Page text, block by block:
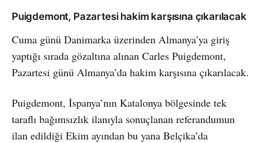
Puigdemont, Pazartesi hakim karşısına çıkarılacak
Cuma günü Danimarka üzerinden Almanya’ya giriş
yaptığı sırada gözaltına alınan Carles Puigdemont,
Pazartesi günü Almanya’da hakim karşısına çıkarılacak.
Puigdemont, İspanya’nın Katalonya bölgesinde tek
taraflı bağımsızlık ilanıyla sonuçlanan referandumun
ilan edildiği Ekim ayından bu yana Belçika’da